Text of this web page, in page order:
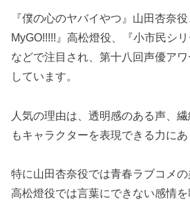
『僕の心のヤバイやつ』山田杏奈
MyGO!!!!!』高松燈役、『小市民シ
などで注目され、第十八回声優ア
しています。
人気の理由は、透明感のある声、
もキャラクターを表現できる力にあ
特に山田杏奈役では青春ラブコメの
高松燈役では言葉にできない感情